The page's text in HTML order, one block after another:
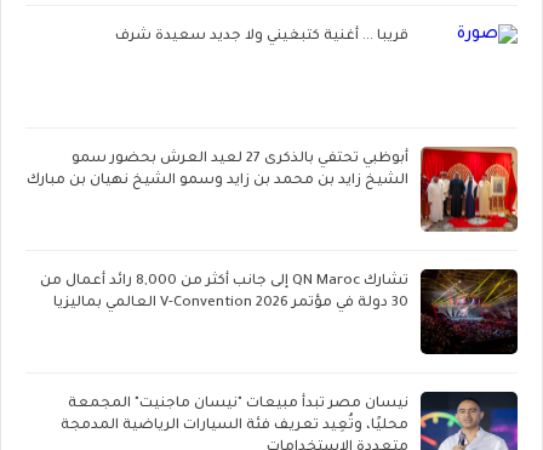
قريبا ... أغنية كتبغيني ولا جديد سعيدة شرف
أبوظبي تحتفي بالذكرى 27 لعيد العرش بحضور سمو
الشيخ زايد بن محمد بن زايد وسمو الشيخ نهيان بن مبارك
تشارك QN Maroc إلى جانب أكثر من 8,000 رائد أعمال من
30 دولة في مؤتمر V-Convention 2026 العالمي بماليزيا
نيسان مصر تبدأ مبيعات "نيسان ماجنيت" المجمعة
محليًا، وتُعِيد تعريف فئة السيارات الرياضية المدمجة